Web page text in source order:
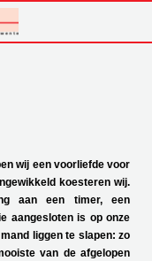
wij een voorliefde voor
koesteren wij.
aan een timer, een
aangesloten is op onze
liggen te slapen: zo
van de afgelopen